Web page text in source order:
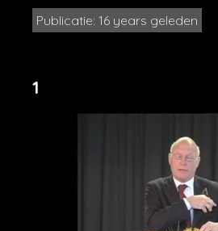
Publicatie: 16 years geleden
1